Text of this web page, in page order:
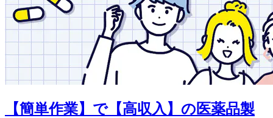
【簡単作業】で【高収入】の医薬品製